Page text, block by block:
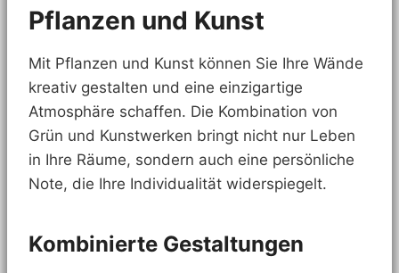
Pflanzen und Kunst
Mit Pflanzen und Kunst können Sie Ihre Wände
kreativ gestalten und eine einzigartige
Atmosphäre schaffen. Die Kombination von
Grün und Kunstwerken bringt nicht nur Leben
in Ihre Räume, sondern auch eine persönliche
Note, die Ihre Individualität widerspiegelt.
Kombinierte Gestaltungen